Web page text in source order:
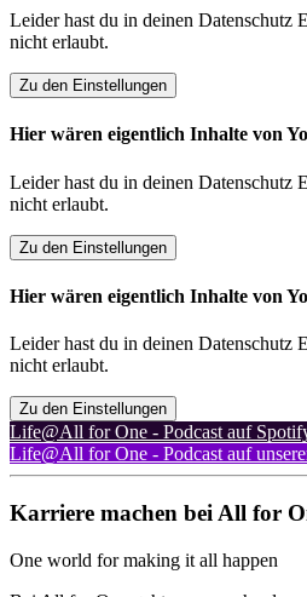
Leider hast du in deinen Datenschutz
nicht erlaubt.
Zu den Einstellungen
Hier wären eigentlich Inhalte von
Leider hast du in deinen Datenschutz
nicht erlaubt.
Zu den Einstellungen
Hier wären eigentlich Inhalte von
Leider hast du in deinen Datenschutz
nicht erlaubt.
Zu den Einstellungen
Life@All for One - Podcast auf
Life@All for One - Podcast auf
Karriere machen bei All for
One world for making it all happen